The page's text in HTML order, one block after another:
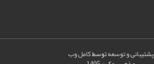
پشتیبانی و توسعهتوسطکامل وب